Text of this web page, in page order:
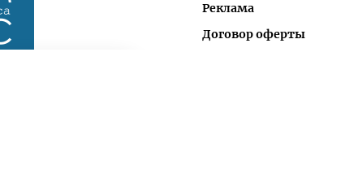
Реклама
Договор оферты